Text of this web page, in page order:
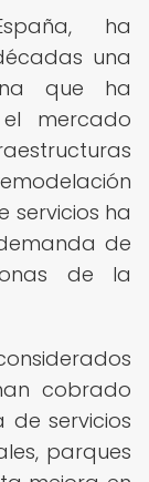
ha
una
que ha
mercado
servicios ha
de
de la
cobrado
servicios
parques